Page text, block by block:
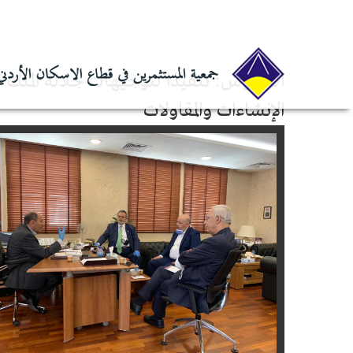
العموش: تنفيذا لتوجيهات جلالة
الإنشاءات والمقاولات